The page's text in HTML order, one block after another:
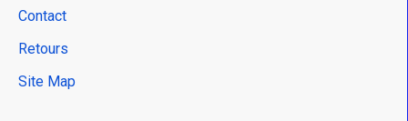
Contact
Retours
Site Map